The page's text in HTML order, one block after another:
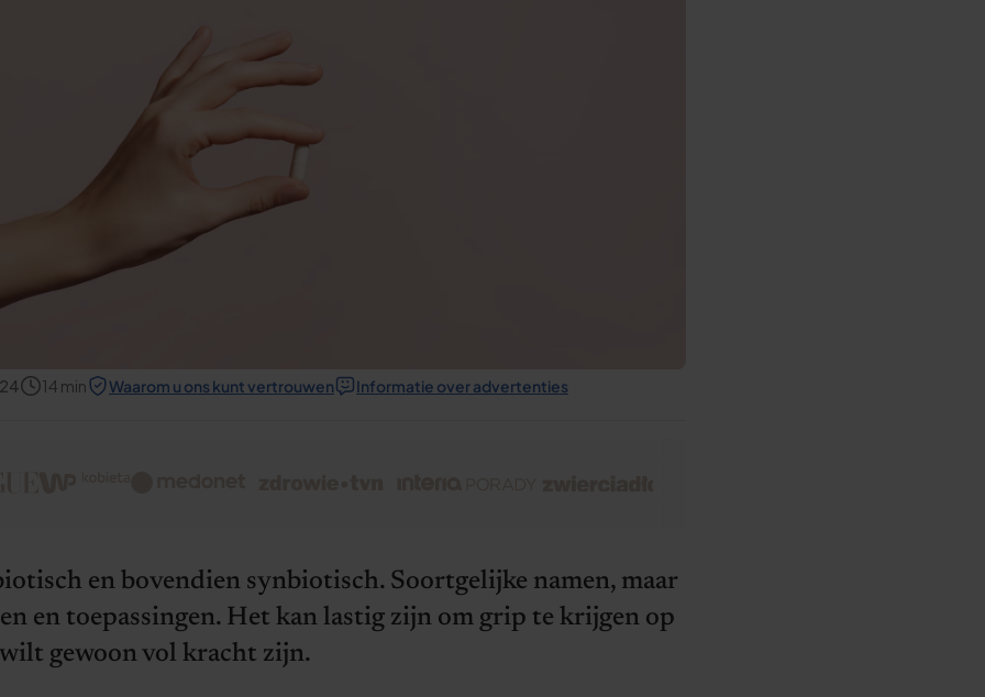
14 min Waarom u ons kunt vertrouwen Informatie over advertenties
en bovendien synbiotisch. Soortgelijke namen, maar
en toepassingen. Het kan lastig zijn om grip te krijgen op
wilt gewoon vol kracht zijn.